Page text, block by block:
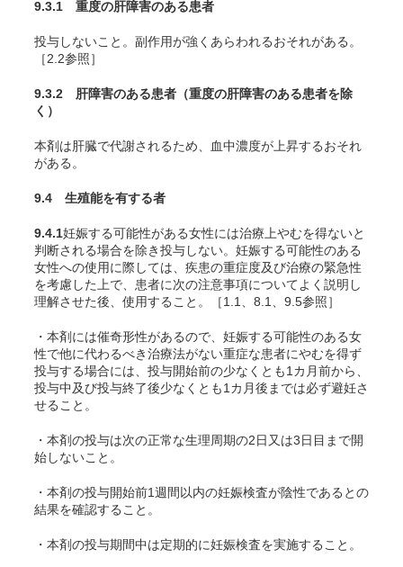
9.3.1 重度の肝障害のある患者
投与しないこと。副作用が強くあらわれるおそれがある。
［2.2参照］
9.3.2 肝障害のある患者（重度の肝障害のある患者を除
く）
本剤は肝臓で代謝されるため、血中濃度が上昇するおそれ
がある。
9.4 生殖能を有する者
9.4.1妊娠する可能性がある女性には治療上やむを得ないと
判断される場合を除き投与しない。妊娠する可能性のある
女性への使用に際しては、疾患の重症度及び治療の緊急性
を考慮した上で、患者に次の注意事項についてよく説明し
理解させた後、使用すること。［1.1、8.1、9.5参照］
・本剤には催奇形性があるので、妊娠する可能性のある女
性で他に代わるべき治療法がない重症な患者にやむを得ず
投与する場合には、投与開始前の少なくとも1カ月前から、
投与中及び投与終了後少なくとも1カ月後までは必ず避妊さ
せること。
・本剤の投与は次の正常な生理周期の2日又は3日目まで開
始しないこと。
・本剤の投与開始前1週間以内の妊娠検査が陰性であるとの
結果を確認すること。
・本剤の投与期間中は定期的に妊娠検査を実施すること。